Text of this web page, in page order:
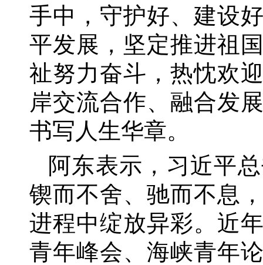
手中，守护好、建设
平发展，坚定推进祖
祉努力奋斗，热忱欢
岸交流合作、融合发
书写人生华章。
阿东表示，习近平
锲而不舍、驰而不息
进程中绽放异彩。近
青年峰会、海峡青年